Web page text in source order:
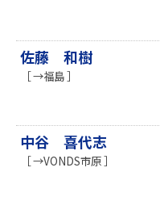
佐藤 和樹
［ →福島 ］
中谷 喜代志
［ →VONDS市原 ］